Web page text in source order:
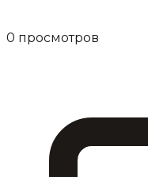
0 просмотров